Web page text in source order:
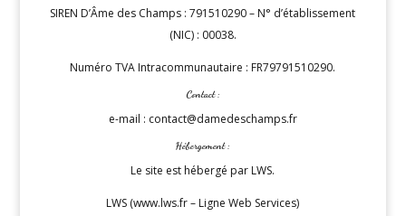
SIREN D’Âme des Champs : 791510290 – N° d’établissement
(NIC) : 00038.
Numéro TVA Intracommunautaire : FR79791510290.
Contact :
e-mail : contact@damedeschamps.fr
Hébergement :
Le site est hébergé par LWS.
LWS (www.lws.fr – Ligne Web Services)